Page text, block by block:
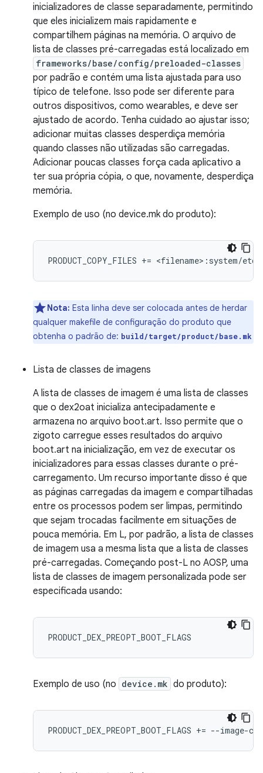
inicializadores de classe separadamente, permitindo
que eles inicializem mais rapidamente e
compartilhem páginas na memória. O arquivo de
lista de classes pré-carregadas está localizado em
frameworks/base/config/preloaded-classes
por padrão e contém uma lista ajustada para uso
típico de telefone. Isso pode ser diferente para
outros dispositivos, como wearables, e deve ser
ajustado de acordo. Tenha cuidado ao ajustar isso;
adicionar muitas classes desperdiça memória
quando classes não utilizadas são carregadas.
Adicionar poucas classes força cada aplicativo a
ter sua própria cópia, o que, novamente, desperdiça
memória.
Exemplo de uso (no device.mk do produto):
Nota: Esta linha deve ser colocada antes de herdar
qualquer makefile de configuração do produto que
obtenha o padrão de: build/target/product/base.mk
Lista de classes de imagens
A lista de classes de imagem é uma lista de classes
que o dex2oat inicializa antecipadamente e
armazena no arquivo boot.art. Isso permite que o
zigoto carregue esses resultados do arquivo
boot.art na inicialização, em vez de executar os
inicializadores para essas classes durante o pré-
carregamento. Um recurso importante disso é que
as páginas carregadas da imagem e compartilhadas
entre os processos podem ser limpas, permitindo
que sejam trocadas facilmente em situações de
pouca memória. Em L, por padrão, a lista de classes
de imagem usa a mesma lista que a lista de classes
pré-carregadas. Começando post-L no AOSP, uma
lista de classes de imagem personalizada pode ser
especificada usando:
Exemplo de uso (no device.mk do produto):